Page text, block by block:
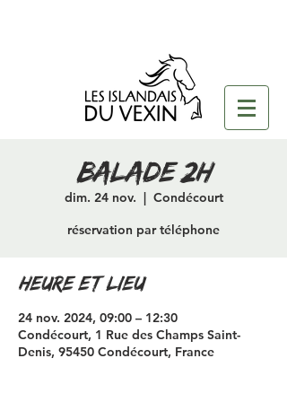
Balade 2H
dim. 24 nov.
  |
Condécourt
réservation par téléphone
Heure et lieu
24 nov. 2024, 09:00 – 12:30
Condécourt, 1 Rue des Champs Saint-
Denis, 95450 Condécourt, France